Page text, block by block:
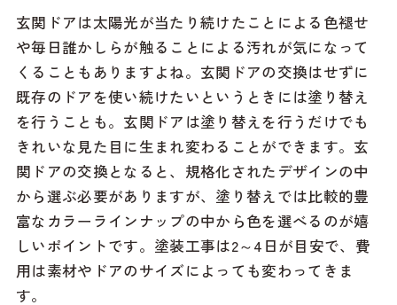
玄関ドアは太陽光が当たり続けたことによる色褪せ
や毎日誰かしらが触ることによる汚れが気になって
くることもありますよね。玄関ドアの交換はせずに
既存のドアを使い続けたいというときには塗り替え
を行うことも。玄関ドアは塗り替えを行うだけでも
きれいな見た目に生まれ変わることができます。玄
関ドアの交換となると、規格化されたデザインの中
から選ぶ必要がありますが、塗り替えでは比較的豊
富なカラーラインナップの中から色を選べるのが嬉
しいポイントです。塗装工事は2～4日が目安で、費
用は素材やドアのサイズによっても変わってきま
す。